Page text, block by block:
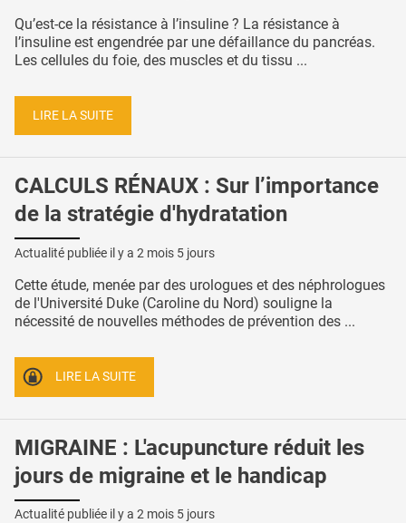
Qu’est-ce la résistance à l’insuline ? La résistance à
l’insuline est engendrée par une défaillance du pancréas.
Les cellules du foie, des muscles et du tissu ...
LIRE LA SUITE
CALCULS RÉNAUX : Sur l’importance
de la stratégie d'hydratation
Actualité publiée il y a 2 mois 5 jours
Cette étude, menée par des urologues et des néphrologues
de l'Université Duke (Caroline du Nord) souligne la
nécessité de nouvelles méthodes de prévention des ...
LIRE LA SUITE
MIGRAINE : L'acupuncture réduit les
jours de migraine et le handicap
Actualité publiée il y a 2 mois 5 jours